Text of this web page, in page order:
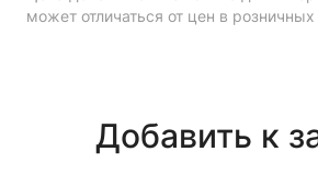
может отличаться от цен в розничных
Добавить к